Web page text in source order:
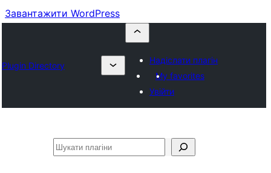
Завантажити WordPress
Plugin Directory
Надіслати плагін
My favorites
Увійти
Пошук